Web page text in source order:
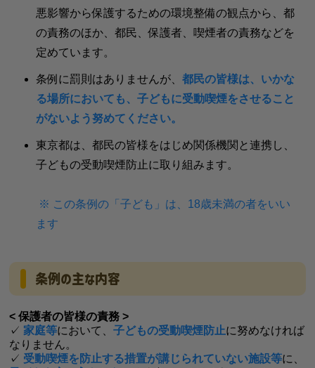
悪影響から保護するための環境整備の観点から、都
の責務のほか、都民、保護者、喫煙者の責務などを
定めています。
条例に罰則はありませんが、都民の皆様は、いかな
る場所においても、子どもに受動喫煙をさせること
がないよう努めてください。
東京都は、都民の皆様をはじめ関係機関と連携し、
子どもの受動喫煙防止に取り組みます。
※ この条例の「子ども」は、18歳未満の者をいい
ます
条例の主な内容
< 保護者の皆様の責務 >
✓ 家庭等において、 子どもの受動喫煙防止に努めなければ
なりません。
✓ 受動喫煙を防止する措置が講じられていない施設等に、